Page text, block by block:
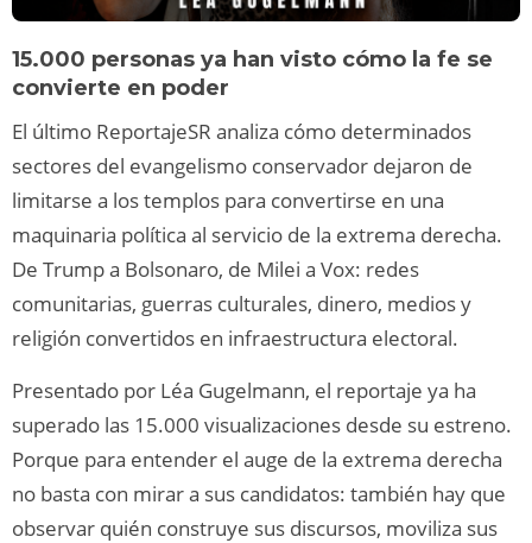
15.000 personas ya han visto cómo la fe se
convierte en poder
El último ReportajeSR analiza cómo determinados
sectores del evangelismo conservador dejaron de
limitarse a los templos para convertirse en una
maquinaria política al servicio de la extrema derecha.
De Trump a Bolsonaro, de Milei a Vox: redes
comunitarias, guerras culturales, dinero, medios y
religión convertidos en infraestructura electoral.
Presentado por Léa Gugelmann, el reportaje ya ha
superado las 15.000 visualizaciones desde su estreno.
Porque para entender el auge de la extrema derecha
no basta con mirar a sus candidatos: también hay que
observar quién construye sus discursos, moviliza sus